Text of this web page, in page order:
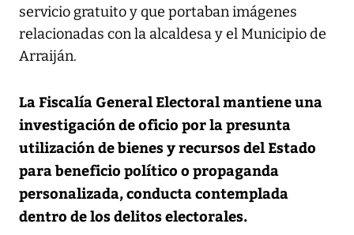
servicio gratuito y que portaban imágenes
relacionadas con la alcaldesa y el Municipio de
Arraiján.
La Fiscalía General Electoral mantiene una
investigación de oficio por la presunta
utilización de bienes y recursos del Estado
para beneficio político o propaganda
personalizada, conducta contemplada
dentro de los delitos electorales.